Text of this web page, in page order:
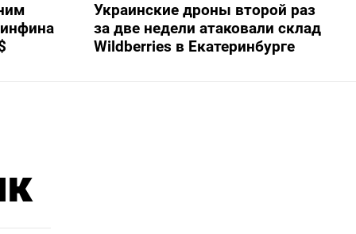
Украинские дроны второй раз
за две недели атаковали склад
Wildberries в Екатеринбурге